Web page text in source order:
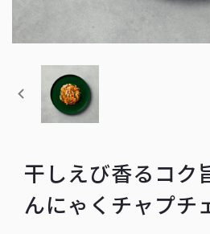
干しえび香るコク
んにゃくチャプチ